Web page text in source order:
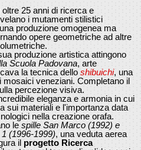
25 anni di ricerca e
i mutamenti stilistici
produzione omogenea ma
opere geometriche ad altre
produzione artistica attingono
Scuola Padovana, arte
la tecnica dello shibuichi, una
veneziani. Completano il
percezione visiva.
eleganza e armonia in cui
sui materiali e l'importanza data
nella creazione orafa.
le spille San Marco (1992) e
(1996-1999), una veduta aerea
il progetto Ricerca